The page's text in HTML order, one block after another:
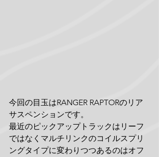
今回の目玉はRANGER RAPTORのリア
サスペンションです。
最近のピックアップトラックはリーフ
ではなくマルチリンクのコイルスプリ
ングタイプに変わりつつあるのはオフ